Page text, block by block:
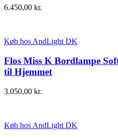
6.450,00 kr.
Køb hos AndLight DK
Flos Miss K Bordlampe
til Hjemmet
3.050,00 kr.
Køb hos AndLight DK